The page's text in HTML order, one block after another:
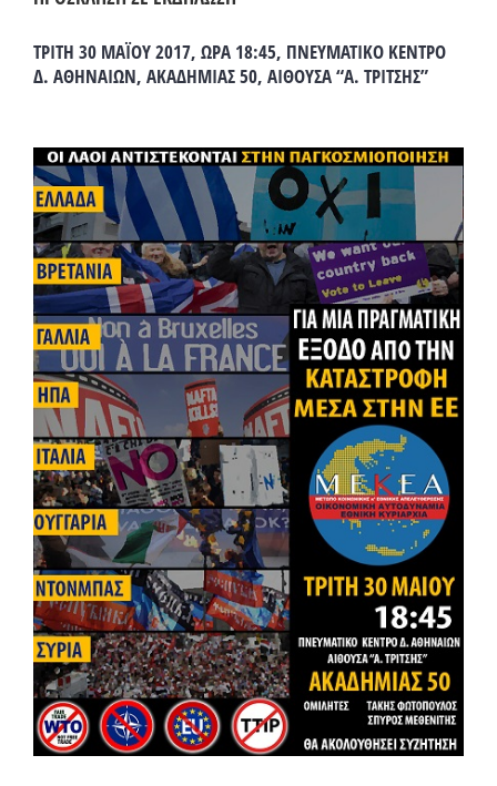
ΤΡΙΤΗ 30 ΜΑΪΟΥ 2017, ΩΡΑ 18:45, ΠΝΕΥΜΑΤΙΚΟ ΚΕΝΤΡΟ
Δ. ΑΘΗΝΑΙΩΝ, ΑΚΑΔΗΜΙΑΣ 50, ΑΙΘΟΥΣΑ “Α. ΤΡΙΤΣΗΣ”